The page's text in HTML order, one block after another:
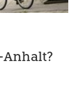
Anhalt?